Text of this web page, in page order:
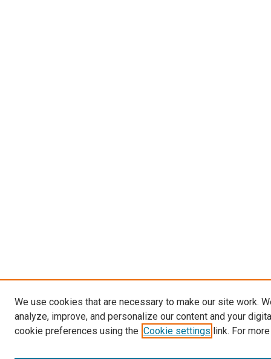
We use cookies that are necessary to make our site work.
analyze, improve, and personalize our content and your
cookie preferences using the Cookie settings link. For